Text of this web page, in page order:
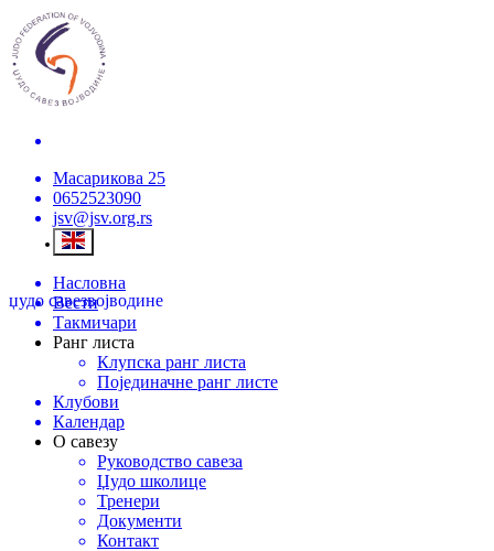
Масарикова 25
0652523090
jsv@jsv.org.rs
џудо савезвојводине
Насловна
Вести
Такмичари
Ранг листа
Клупска ранг листа
Појединачне ранг листе
Клубови
Календар
О савезу
Руководство савеза
Џудо школице
Тренери
Документи
Контакт